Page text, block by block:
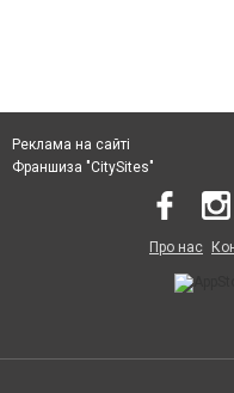
Реклама на сайті
Франшиза "CitySites"
Про нас